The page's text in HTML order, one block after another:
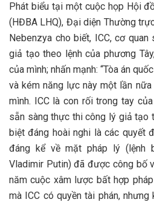
Phát biểu tại một cuộc họp Hội
(HĐBA LHQ), Đại diện Thường
Nebenzya cho biết, ICC, cơ
giả tạo theo lệnh của phương
của mình; nhấn mạnh: “Tòa án
và kém năng lực này một lần
mình. ICC là con rối trong tay
sẵn sàng thực thi công lý giả tạo
biệt đáng hoài nghi là các quyết
đáng kể về mặt pháp lý (lệnh
Vladimir Putin) đã được công bố
năm cuộc xâm lược bất hợp
mà ICC có quyền tài phán,